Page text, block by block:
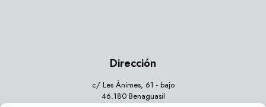
Dirección
c/ Les Ànimes, 61 - bajo
46.180 Benaguasil